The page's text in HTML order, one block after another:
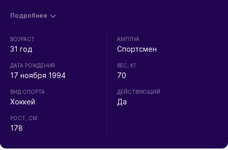
Подробнее
ВОЗРАСТ
31 год
ДАТА РОЖДЕНИЯ
17 ноября 1994
ВИД СПОРТА
Хоккей
РОСТ, СМ
178
АМПЛУА
Спортсмен
ВЕС, КГ
70
ДЕЙСТВУЮЩИЙ
Да